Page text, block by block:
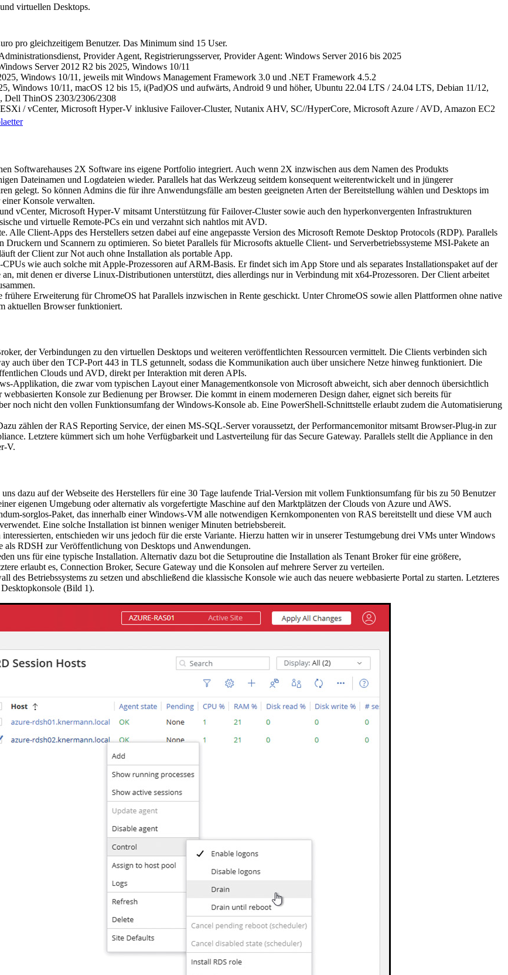
virtuellen Desktops.
pro gleichzeitigem Benutzer. Das Minimum sind 15 User.
Provider Agent, Registrierungsserver, Provider Agent: Windows Server 2016 bis 2025
Server 2012 R2 bis 2025, Windows 10/11
Windows 10/11, jeweils mit Windows Management Framework 3.0 und .NET Framework 4.5.2
Windows 10/11, macOS 12 bis 15, i(Pad)OS und aufwärts, Android 9 und höher, Ubuntu 22.04 LTS / 24.04 LTS, Debian 11/12,
Dell ThinOS 2303/2306/2308
/ vCenter, Microsoft Hyper-V inklusive Failover-Cluster, Nutanix AHV, SC//HyperCore, Microsoft Azure / AVD, Amazon EC2
Softwarehauses 2X Software ins eigene Portfolio integriert. Auch wenn 2X inzwischen aus dem Namen des Produkts
Dateinamen und Logdateien wieder. Parallels hat das Werkzeug seitdem konsequent weiterentwickelt und in jüngerer
gelegt. So können Admins die für ihre Anwendungsfälle am besten geeigneten Arten der Bereitstellung wählen und Desktops im
Konsole verwalten.
vCenter, Microsoft Hyper-V mitsamt Unterstützung für Failover-Cluster sowie auch den hyperkonvergenten Infrastrukturen
und virtuelle Remote-PCs ein und verzahnt sich nahtlos mit AVD.
Client-Apps des Herstellers setzen dabei auf eine angepasste Version des Microsoft Remote Desktop Protocols (RDP). Parallels
und Scannern zu optimieren. So bietet Parallels für Microsofts aktuelle Client- und Serverbetriebssysteme MSI-Pakete an
der Client zur Not auch ohne Installation als portable App.
wie auch solche mit Apple-Prozessoren auf ARM-Basis. Er findet sich im App Store und als separates Installationspaket auf der
mit denen er diverse Linux-Distributionen unterstützt, dies allerdings nur in Verbindung mit x64-Prozessoren. Der Client arbeitet
Erweiterung für ChromeOS hat Parallels inzwischen in Rente geschickt. Unter ChromeOS sowie allen Plattformen ohne native
aktuellen Browser funktioniert.
der Verbindungen zu den virtuellen Desktops und weiteren veröffentlichten Ressourcen vermittelt. Die Clients verbinden sich
auch über den TCP-Port 443 in TLS getunnelt, sodass die Kommunikation auch über unsichere Netze hinweg funktioniert. Die
Clouds und AVD, direkt per Interaktion mit deren APIs.
Applikation, die zwar vom typischen Layout einer Managementkonsole von Microsoft abweicht, sich aber dennoch übersichtlich
Konsole zur Bedienung per Browser. Die kommt in einem moderneren Design daher, eignet sich bereits für
noch nicht den vollen Funktionsumfang der Windows-Konsole ab. Eine PowerShell-Schnittstelle erlaubt zudem die Automatisierung
zählen der RAS Reporting Service, der einen MS-SQL-Server voraussetzt, der Performancemonitor mitsamt Browser-Plug-in zur
Letztere kümmert sich um hohe Verfügbarkeit und Lastverteilung für das Secure Gateway. Parallels stellt die Appliance in den
V.
dazu auf der Webseite des Herstellers für eine 30 Tage laufende Trial-Version mit vollem Funktionsumfang für bis zu 50 Benutzer
eigenen Umgebung oder alternativ als vorgefertigte Maschine auf den Marktplätzen der Clouds von Azure und AWS.
sorglos-Paket, das innerhalb einer Windows-VM alle notwendigen Kernkomponenten von RAS bereitstellt und diese VM auch
Eine solche Installation ist binnen weniger Minuten betriebsbereit.
entschieden wir uns jedoch für die erste Variante. Hierzu hatten wir in unserer Testumgebung drei VMs unter Windows
RDSH zur Veröffentlichung von Desktops und Anwendungen.
uns für eine typische Installation. Alternativ dazu bot die Setuproutine die Installation als Tenant Broker für eine größere,
erlaubt es, Connection Broker, Secure Gateway und die Konsolen auf mehrere Server zu verteilen.
Betriebssystems zu setzen und abschließend die klassische Konsole wie auch das neuere webbasierte Portal zu starten. Letzteres
(Bild 1).